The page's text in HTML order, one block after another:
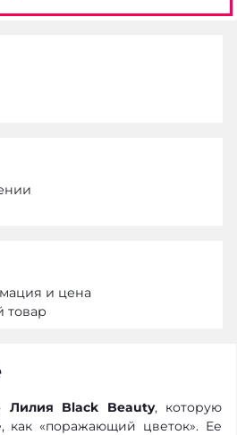
Лилия Black Beauty, которую
как «поражающий цветок». Ее
и цена
товар